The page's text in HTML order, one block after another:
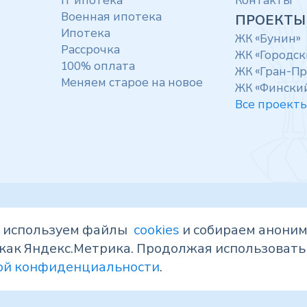
Военная ипотека
Ипотека
Рассрочка
100% оплата
Меняем старое на новое
ПРОЕКТЫ
ЖК «Бунин»
ЖК
ЖК «Гран-
ЖК
Все
исключительно информационный
офертой, определяемой положениями статьи
наш.дом.рф
и могут быть изменены. Запрещено
файлы cookies и собираем
Яндекс.Метрика. Продолжая использовать
конфиденциальности.